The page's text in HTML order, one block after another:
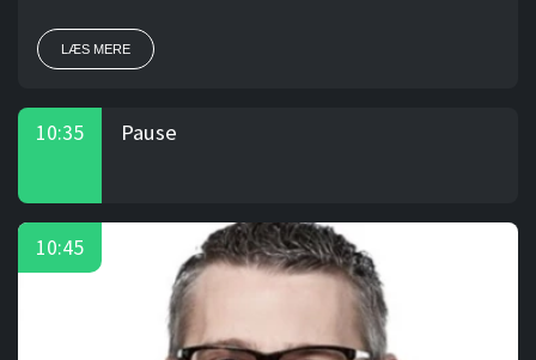
LÆS MERE
10:35 Pause
10:45